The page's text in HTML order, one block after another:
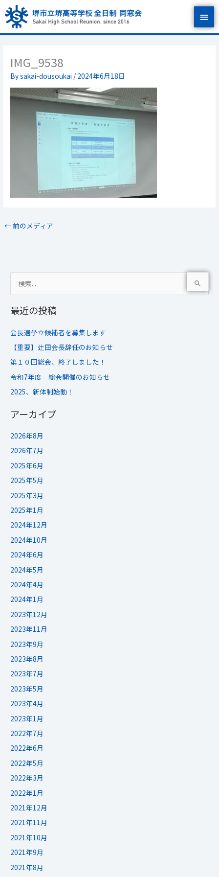
容
を
ス
メ
イ
IMG_9538
Bysakai-dousoukai / 2024年6月18日
←前のメディア
索
対
:
最近の投稿
会長選挙立候補者を募集します
【重要】辻田会長辞任のお知らせ
第１０回総会、終了しました！
令和7年度 総会開催のお知らせ
2025、新体制始動！
アーカイブ
2026年8月
2026年7月
2025年6月
2025年5月
2025年3月
2025年1月
2024年12月
2024年10月
2024年6月
2024年5月
2024年4月
2024年1月
2023年12月
2023年11月
2023年9月
2023年8月
2023年7月
2023年5月
2023年4月
2023年1月
2022年7月
2022年6月
2022年5月
2022年3月
2022年1月
2021年12月
2021年11月
2021年10月
2021年9月
2021年8月